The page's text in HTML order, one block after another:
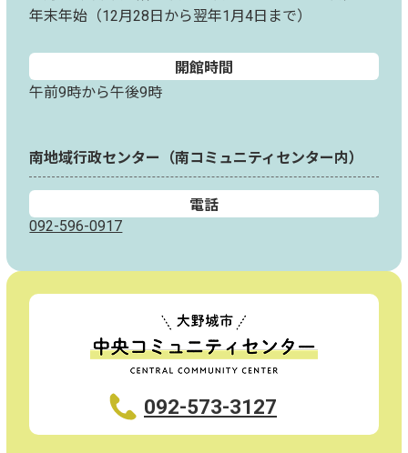
年末年始（12月28日から翌年1月4日まで）
開館時間
午前9時から午後9時
南地域行政センター（南コミュニティセンター内）
電話
092-596-0917
092-573-3127